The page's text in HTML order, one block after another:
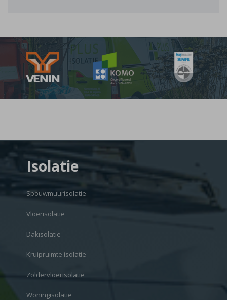
Isolatie
Spouwmuurisolatie
Vloerisolatie
Dakisolatie
Kruipruimte isolatie
Zoldervloerisolatie
Woningisolatie